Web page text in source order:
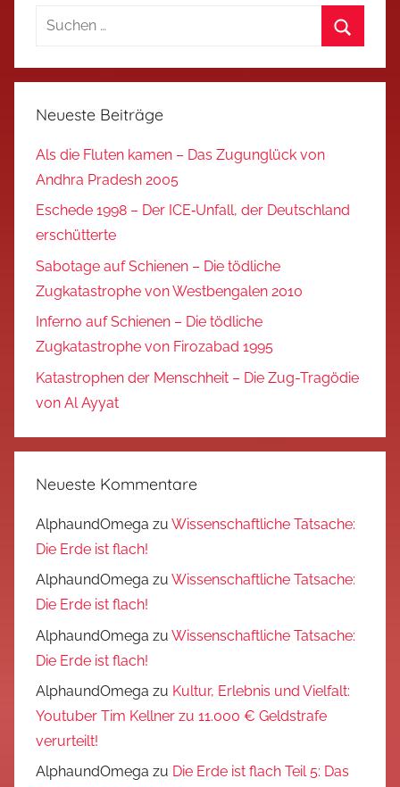
Suchen
Neueste Beiträge
Als die Fluten kamen – Das Zugunglück von
Andhra Pradesh 2005
Eschede 1998 – Der ICE‑Unfall, der Deutschland
erschütterte
Sabotage auf Schienen – Die tödliche
Zugkatastrophe von Westbengalen 2010
Inferno auf Schienen – Die tödliche
Zugkatastrophe von Firozabad 1995
Katastrophen der Menschheit – Die Zug-Tragödie
von Al Ayyat
Neueste Kommentare
AlphaundOmega zu Wissenschaftliche Tatsache:
Die Erde ist flach!
AlphaundOmega zu Wissenschaftliche Tatsache:
Die Erde ist flach!
AlphaundOmega zu Wissenschaftliche Tatsache:
Die Erde ist flach!
AlphaundOmega zu Kultur, Erlebnis und Vielfalt:
Youtuber Tim Kellner zu 11.000 € Geldstrafe
verurteilt!
AlphaundOmega zu Die Erde ist flach Teil 5: Das